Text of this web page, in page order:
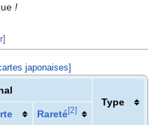
!
]
japonaises]
Type
Rareté[2]